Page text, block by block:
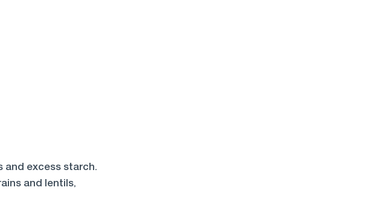
and excess starch.
and lentils,